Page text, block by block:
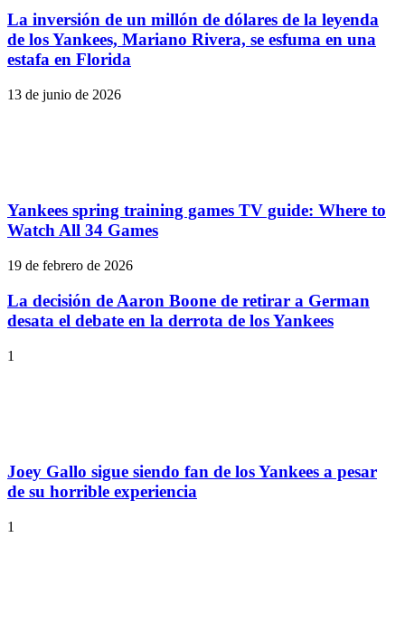
La inversión de un millón de dólares de la leyenda
de los Yankees, Mariano Rivera, se esfuma en una
estafa en Florida
13 de junio de 2026
Yankees spring training games TV guide: Where to
Watch All 34 Games
19 de febrero de 2026
La decisión de Aaron Boone de retirar a German
desata el debate en la derrota de los Yankees
1
Joey Gallo sigue siendo fan de los Yankees a pesar
de su horrible experiencia
1